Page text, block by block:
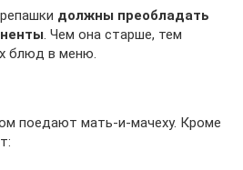
должны преобладать
. Чем она старше, тем
блюд в меню.
поедают мать-и-мачеху. Кроме